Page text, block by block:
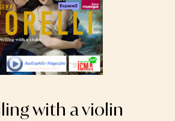
with a violin